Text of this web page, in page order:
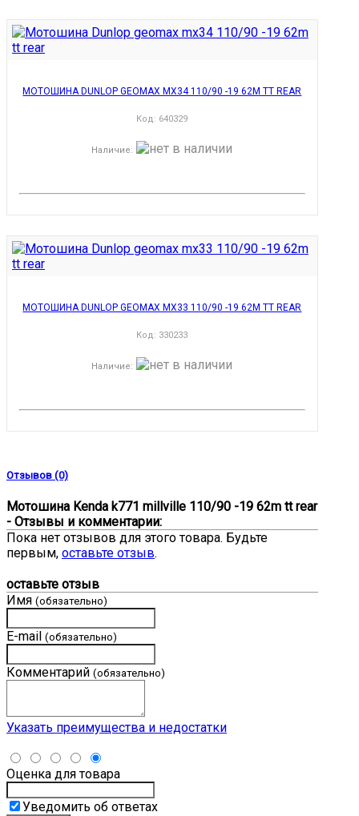
МОТОШИНА DUNLOP GEOMAX MX34 110/90 -19 62M TT REAR
Код: 640329
Наличие:
МОТОШИНА DUNLOP GEOMAX MX33 110/90 -19 62M TT REAR
Код: 330233
Наличие:
Отзывов (0)
Мотошина Kenda k771 millville 110/90 -19 62m tt rear
- Отзывы и комментарии:
Пока нет отзывов для этого товара. Будьте
первым, оставьте отзыв.
оставьте отзыв
Имя (обязательно)
E-mail (обязательно)
Комментарий (обязательно)
Указать преимущества и недостатки
Оценка для товара
Уведомить об ответах